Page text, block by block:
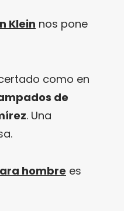
Klein nos pone
como en
de
. Una
hombre es